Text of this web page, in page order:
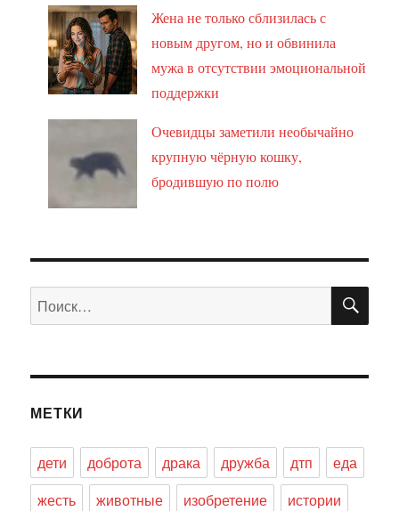
Жена не только сблизилась с
новым другом, но и обвинила
мужа в отсутствии эмоциональной
поддержки
Очевидцы заметили необычайно
крупную чёрную кошку,
бродившую по полю
Искать:
МЕТКИ
дети доброта драка дружба дтп
еда
жесть
животные изобретение
истории